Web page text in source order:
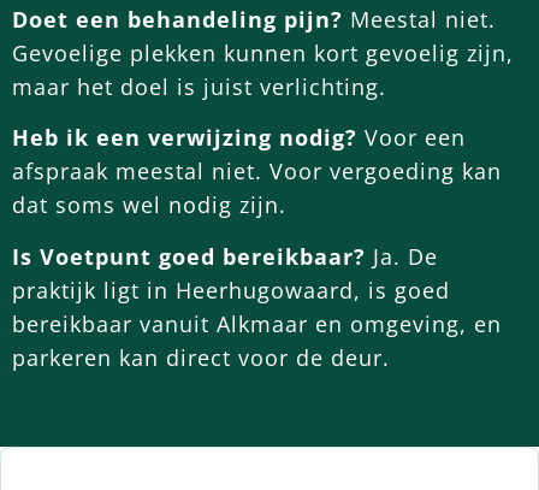
Doet een behandeling pijn? Meestal niet.
Gevoelige plekken kunnen kort gevoelig zijn,
maar het doel is juist verlichting.
Heb ik een verwijzing nodig? Voor een
afspraak meestal niet. Voor vergoeding kan
dat soms wel nodig zijn.
Is Voetpunt goed bereikbaar? Ja. De
praktijk ligt in Heerhugowaard, is goed
bereikbaar vanuit Alkmaar en omgeving, en
parkeren kan direct voor de deur.